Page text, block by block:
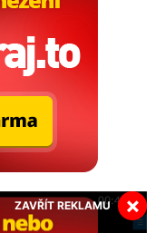
ZAVŘÍT REKLAMU ×